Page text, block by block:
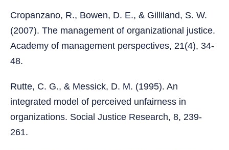
Cropanzano, R., Bowen, D. E., & Gilliland, S. W.
(2007). The management of organizational justice.
Academy of management perspectives, 21(4), 34-
48.
Rutte, C. G., & Messick, D. M. (1995). An
integrated model of perceived unfairness in
organizations. Social Justice Research, 8, 239-
261.